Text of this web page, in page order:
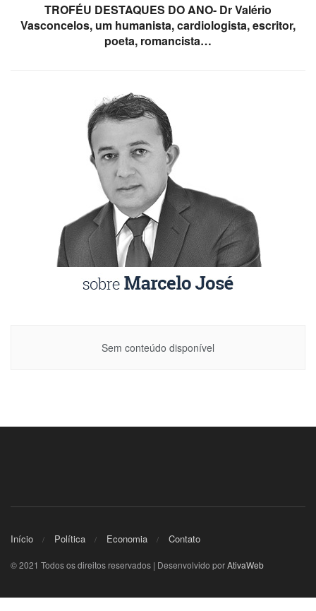
TROFÉU DESTAQUES DO ANO- Dr Valério
Vasconcelos, um humanista, cardiologista, escritor,
poeta, romancista…
Sem conteúdo disponível
Início Política Economia Contato
© 2021 Todos os direitos reservados | Desenvolvido porAtivaWeb